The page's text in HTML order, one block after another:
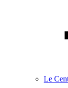
Le